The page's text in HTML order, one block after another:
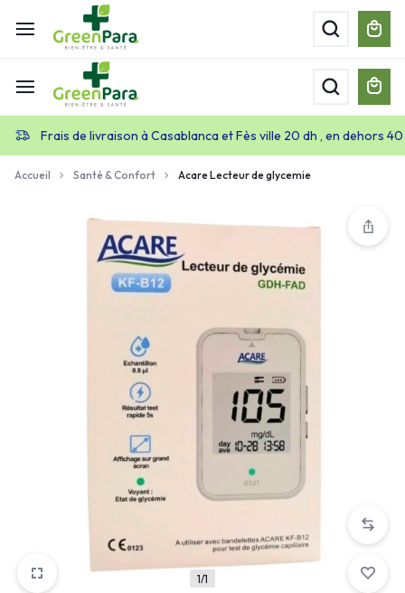
Frais de livraison à Casablanca et Fès ville 20 dh , en dehors
Accueil Santé & Confort Acare Lecteur de glycemie
1/1